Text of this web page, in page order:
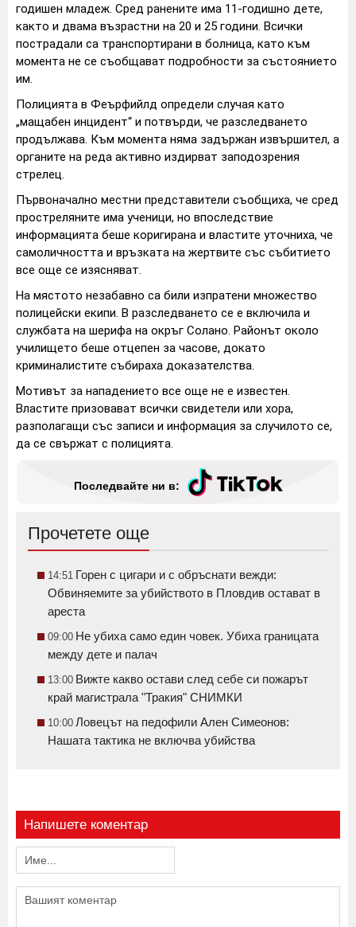
годишен младеж. Сред ранените има 11-годишно дете,
както и двама възрастни на 20 и 25 години. Всички
пострадали са транспортирани в болница, като към
момента не се съобщават подробности за състоянието
им.
Полицията в Феърфийлд определи случая като
„мащабен инцидент“ и потвърди, че разследването
продължава. Към момента няма задържан извършител, а
органите на реда активно издирват заподозрения
стрелец.
Първоначално местни представители съобщиха, че сред
простреляните има ученици, но впоследствие
информацията беше коригирана и властите уточниха, че
самоличността и връзката на жертвите със събитието
все още се изясняват.
На мястото незабавно са били изпратени множество
полицейски екипи. В разследването се е включила и
службата на шерифа на окръг Солано. Районът около
училището беше отцепен за часове, докато
криминалистите събираха доказателства.
Мотивът за нападението все още не е известен.
Властите призовават всички свидетели или хора,
разполагащи със записи и информация за случилото се,
да се свържат с полицията.
Последвайте ни в:
Прочетете още
14:51 Горен с цигари и с обръснати вежди:
Обвиняемите за убийството в Пловдив остават в
ареста
09:00 Не убиха само един човек. Убиха границата
между дете и палач
13:00 Вижте какво остави след себе си пожарът
край магистрала "Тракия" СНИМКИ
10:00 Ловецът на педофили Ален Симеонов:
Нашата тактика не включва убийства
Напишете коментар